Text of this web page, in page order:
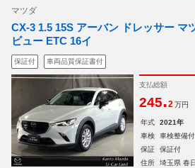
マツダ
CX-3 1.5 15S アーバン ドレッサー マ
ビュー ETC 16イ
保証付 車両品質保証書付
支払総額
245.2 万円
年式 2021年
車検
車検整備付
保証
保証付
住所
埼玉県 春